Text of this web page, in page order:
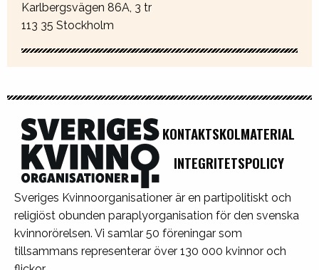
Karlbergsvägen 86A, 3 tr
113 35 Stockholm
Sveriges Kvinnoorganisationer är en partipolitiskt och
religiöst obunden paraplyorganisation för den svenska
kvinnorörelsen. Vi samlar 50 föreningar som
tillsammans representerar över 130 000 kvinnor och
KONTAKTSKOLMATERIAL
INTEGRITETSPOLICY